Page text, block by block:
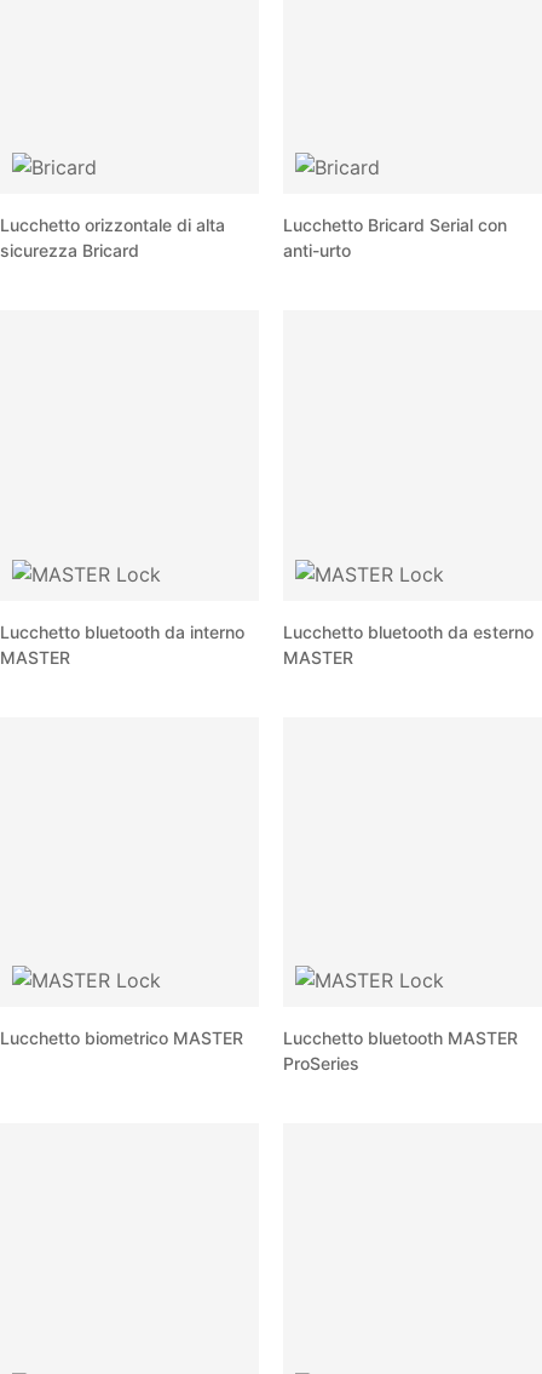
Lucchetto orizzontale di alta
sicurezza Bricard
Lucchetto Bricard Serial con
anti-urto
Lucchetto bluetooth da interno
MASTER
Lucchetto bluetooth da esterno
MASTER
Lucchetto biometrico MASTER
Lucchetto bluetooth MASTER
ProSeries